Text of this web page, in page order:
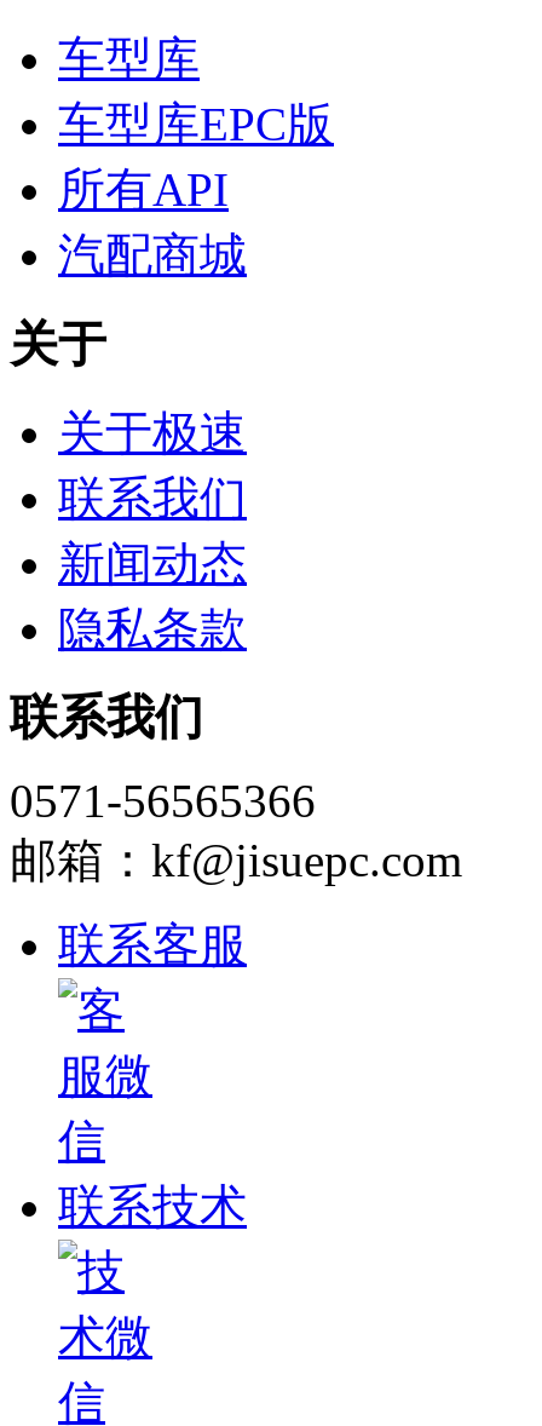
车型库
车型库EPC版
所有API
汽配商城
关于
关于极速
联系我们
新闻动态
隐私条款
联系我们
0571-56565366
邮箱：kf@jisuepc.com
联系客服
联系技术